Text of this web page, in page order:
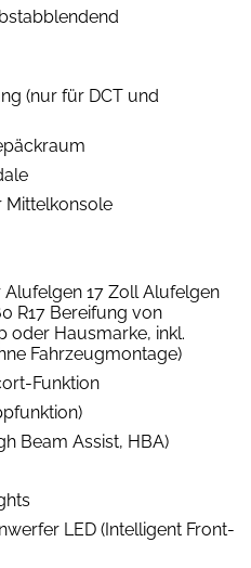
(nur für DCT und
Mittelkonsole
17 Zoll Alufelgen
R17 Bereifung von
oder Hausmarke, inkl.
Fahrzeugmontage)
Funktion
Beam Assist, HBA)
LED (Intelligent Front-